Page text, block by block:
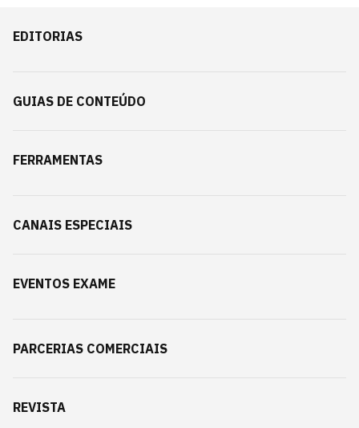
EDITORIAS
GUIAS DE CONTEÚDO
FERRAMENTAS
CANAIS ESPECIAIS
EVENTOS EXAME
PARCERIAS COMERCIAIS
REVISTA